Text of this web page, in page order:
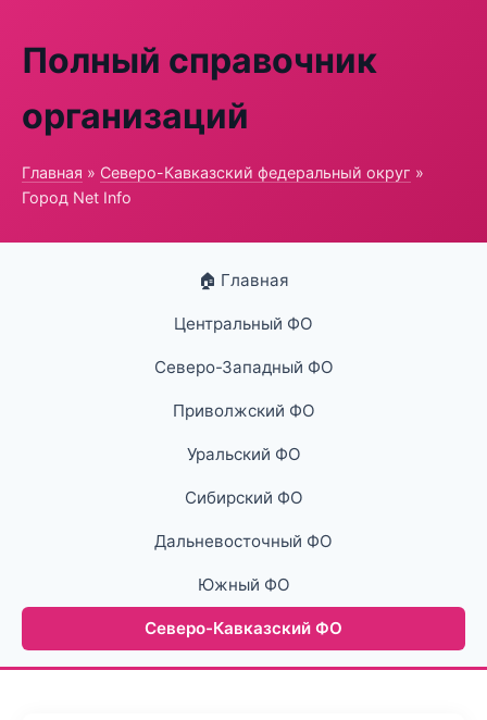
Полный справочник
организаций
Главная » Северо-Кавказский федеральный округ »
Город Net Info
🏠 Главная
Центральный ФО
Северо-Западный ФО
Приволжский ФО
Уральский ФО
Сибирский ФО
Дальневосточный ФО
Южный ФО
Северо-Кавказский ФО